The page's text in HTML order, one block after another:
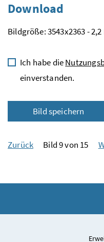
Download
Bildgröße: 3543x2363 - 2,2
Ich habe die
einverstanden.
Bild speichern
Zurück Bild 9 von 15